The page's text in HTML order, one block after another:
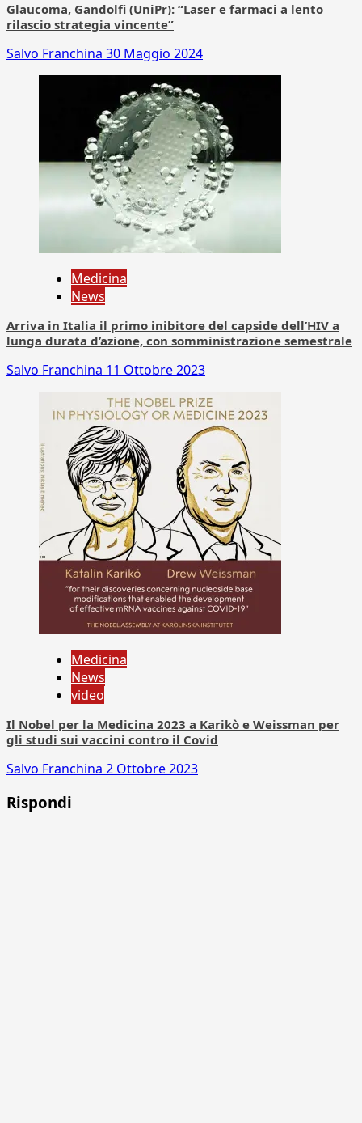
Glaucoma, Gandolfi (UniPr): “Laser e farmaci a lento
rilascio strategia vincente”
Salvo Franchina 30 Maggio 2024
Medicina
News
Arriva in Italia il primo inibitore del capside dell’HIV a
lunga durata d’azione, con somministrazione semestrale
Salvo Franchina 11 Ottobre 2023
Medicina
News
video
Il Nobel per la Medicina 2023 a Karikò e Weissman per
gli studi sui vaccini contro il Covid
Salvo Franchina 2 Ottobre 2023
Rispondi